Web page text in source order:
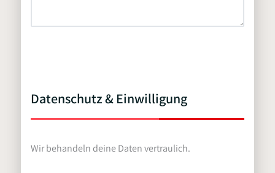
Datenschutz & Einwilligung
Wir behandeln deine Daten vertraulich.